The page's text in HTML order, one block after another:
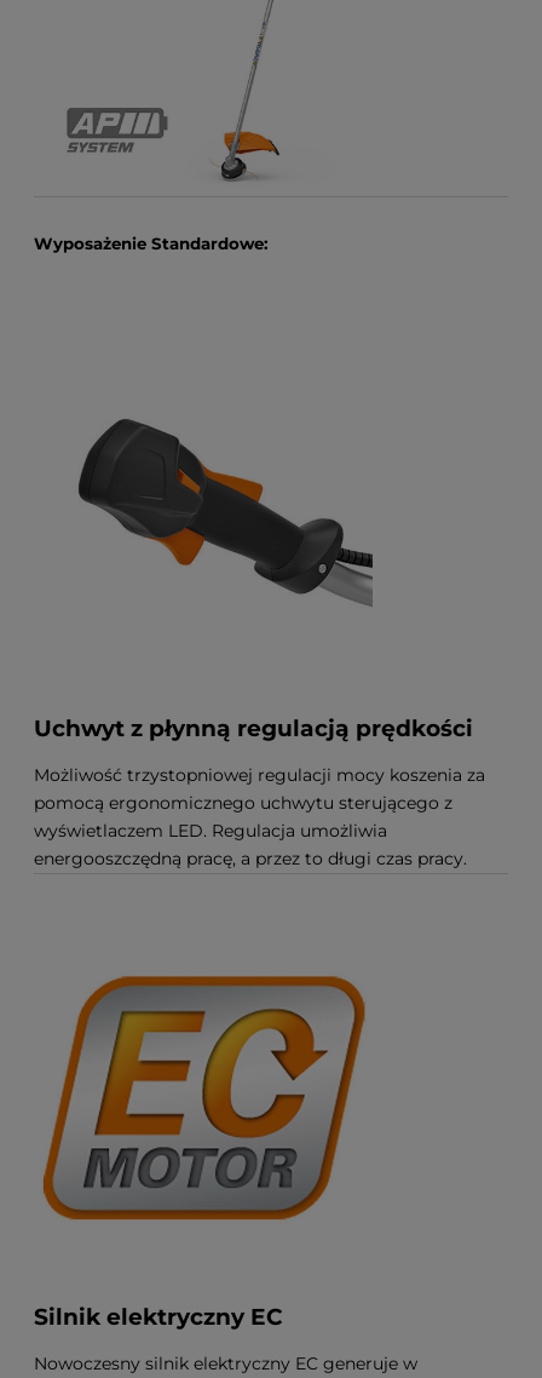
Wyposażenie Standardowe:
Uchwyt z płynną regulacją prędkości
Możliwość trzystopniowej regulacji mocy koszenia za
pomocą ergonomicznego uchwytu sterującego z
wyświetlaczem LED. Regulacja umożliwia
energooszczędną pracę, a przez to długi czas pracy.
Silnik elektryczny EC
Nowoczesny silnik elektryczny EC generuje w